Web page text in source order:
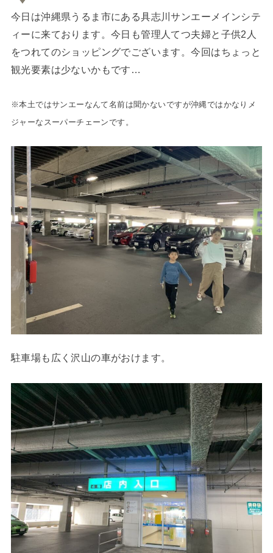
今日は沖縄県うるま市にある具志川サンエーメインシテ
ィーに来ております。今日も管理人てつ夫婦と子供2人
をつれてのショッピングでございます。今回はちょっと
観光要素は少ないかもです…
※本土ではサンエーなんて名前は聞かないですが沖縄ではかなりメ
ジャーなスーパーチェーンです。
駐車場も広く沢山の車がおけます。